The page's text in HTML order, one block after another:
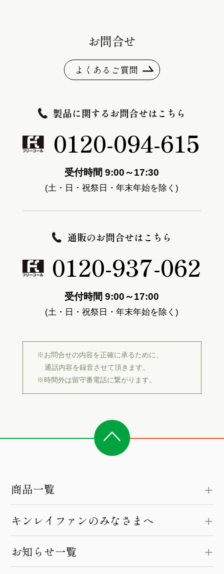
お問合せ
よくあるご質問
製品に関するお問合せはこちら
0120-094-615
受付時間 9:00～17:30
(土・日・祝祭日・年末年始を除く)
通販のお問合せはこちら
0120-937-062
受付時間 9:00～17:00
(土・日・祝祭日・年末年始を除く)
※お問合せの内容を正確に承るために、
通話内容を録音させて頂きます。
※時間外は留守番電話に繋がります。
商品一覧
キンレイファンのみなさまへ
お知らせ一覧